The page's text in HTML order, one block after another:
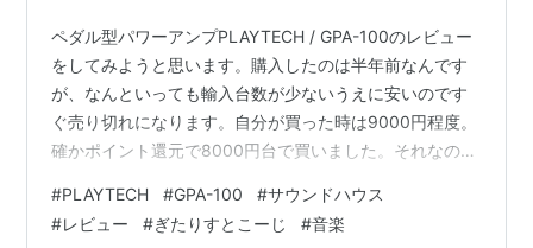
ペダル型パワーアンプPLAYTECH / GPA-100のレビュー
をしてみようと思います。購入したのは半年前なんです
が、なんといっても輸入台数が少ないうえに安いのです
ぐ売り切れになります。自分が買った時は9000円程度。
確かポイント還元で8000円台で買いました。それなのに
出力 190W±10% @4Ω120W±10% @8Ω60W± 10%
@16Ω びっくりしますね。4オームのスピーカーなら
#PLAYTECH #GPA-100 #サウンドハウス
#レビュー #ぎたりすとこーじ #音楽